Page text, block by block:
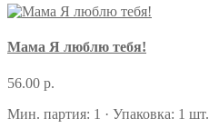
Мама Я люблю тебя!
56.00 р.
Мин. партия: 1 · Упаковка: 1 шт.